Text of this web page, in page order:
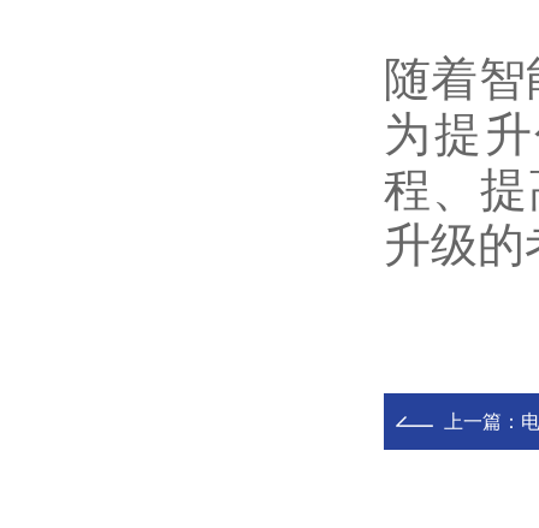
随着
为提
程、
升级的
上一篇：